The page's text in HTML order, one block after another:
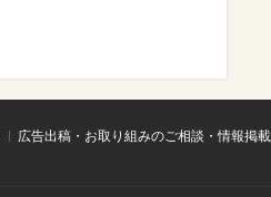
広告出稿・お取り組みのご相談・情報掲